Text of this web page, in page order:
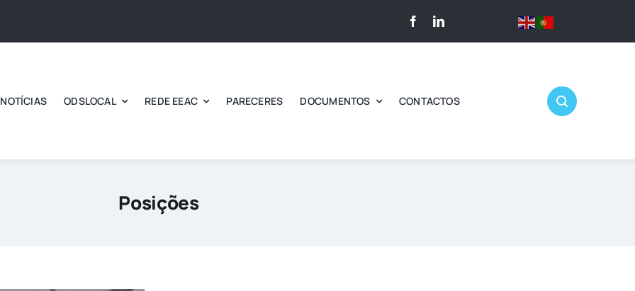
NOTÍCIAS ODSLOCAL REDE EEAC PARECERES DOCUMENTOS CONTACTOS
Posições